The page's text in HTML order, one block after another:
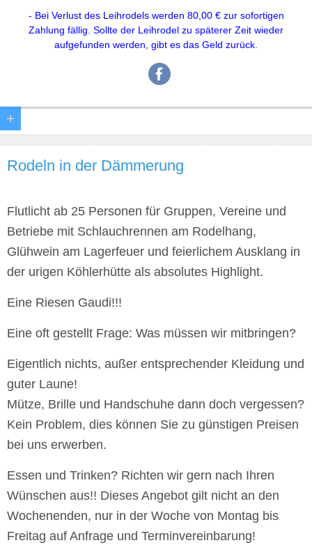
- Bei Verlust des Leihrodels werden 80,00 € zur sofortigen
Zahlung fällig. Sollte der Leihrodel zu späterer Zeit wieder
aufgefunden werden, gibt es das Geld zurück.
Rodeln in der Dämmerung
Flutlicht ab 25 Personen für Gruppen, Vereine und
Betriebe mit Schlauchrennen am Rodelhang,
Glühwein am Lagerfeuer und feierlichem Ausklang in
der urigen Köhlerhütte als absolutes Highlight.
Eine Riesen Gaudi!!!
Eine oft gestellt Frage: Was müssen wir mitbringen?
Eigentlich nichts, außer entsprechender Kleidung und
guter Laune!
Mütze, Brille und Handschuhe dann doch vergessen?
Kein Problem, dies können Sie zu günstigen Preisen
bei uns erwerben.
Essen und Trinken? Richten wir gern nach Ihren
Wünschen aus!! Dieses Angebot gilt nicht an den
Wochenenden, nur in der Woche von Montag bis
Freitag auf Anfrage und Terminvereinbarung!